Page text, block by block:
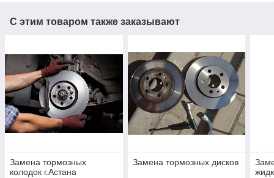
С этим товаром также заказывают
Замена тормозных
колодок г.Астана
Замена тормозных дисков